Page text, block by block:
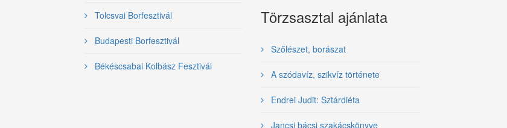
Tolcsvai Borfesztivál
Budapesti Borfesztivál
Békéscsabai Kolbász Fesztivál
Törzsasztal ajánlata
Szőlészet, borászat
A szódavíz, szikvíz története
Endrei Judit: Sztárdiéta
Jancsi bácsi szakácskönyve